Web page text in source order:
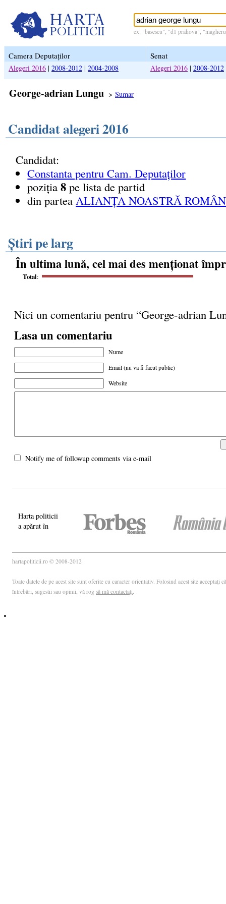
ex: "basescu", "d1 prahova",
Camera Deputaților Senat
Alegeri 2016 | 2008-2012 | 2004-2008 Alegeri 2016 | 2008-2012
George-adrian Lungu > Sumar
Candidat alegeri 2016
Candidat:
Constanta pentru Cam. Deputaților
poziția8 pe lista de partid
din parteaALIANȚA NOASTRĂ
Știri pe larg
În ultima lună, cel mai des menționat
Total:
Nici un comentariu pentru “George-adrian
Lasa un comentariu
Nume
Email (nu va fi facut public)
Website
Notify me of followup comments via e-mail
Harta politicii
a apărut în
hartapoliticii.ro © 2008-2012
Toate datele de pe acest site sunt oferite cu caracter orientativ. Folosind acest site
întrebări, sugestii sau opinii, vă rog să mă contactați.